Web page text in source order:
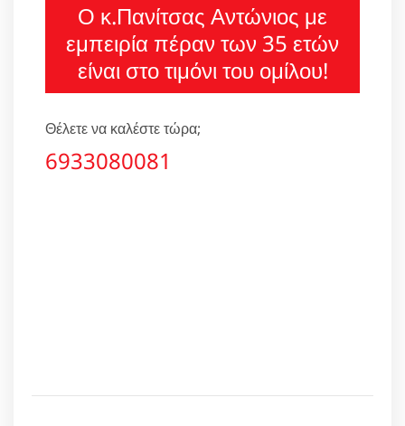
Ο κ.Πανίτσας Αντώνιος με
εμπειρία πέραν των 35 ετών
είναι στο τιμόνι του ομίλου!
Θέλετε να καλέστε τώρα;
6933080081